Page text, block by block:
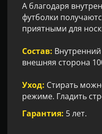
А благодаря
футболки
приятными для
Состав:
внешняя сторона
Уход: Стирать
режиме. Гладить
Гарантия: 5 лет.